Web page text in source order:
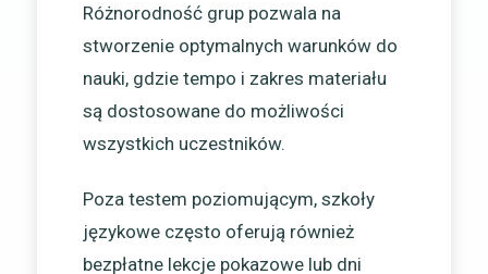
Różnorodność grup pozwala na
stworzenie optymalnych warunków do
nauki, gdzie tempo i zakres materiału
są dostosowane do możliwości
wszystkich uczestników.
Poza testem poziomującym, szkoły
językowe często oferują również
bezpłatne lekcje pokazowe lub dni